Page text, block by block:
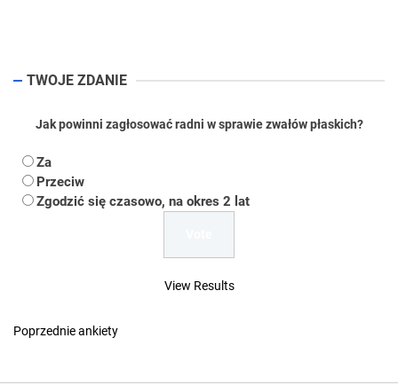
TWOJE ZDANIE
Jak powinni zagłosować radni w sprawie zwałów płaskich?
Za
Przeciw
Zgodzić się czasowo, na okres 2 lat
View Results
Poprzednie ankiety